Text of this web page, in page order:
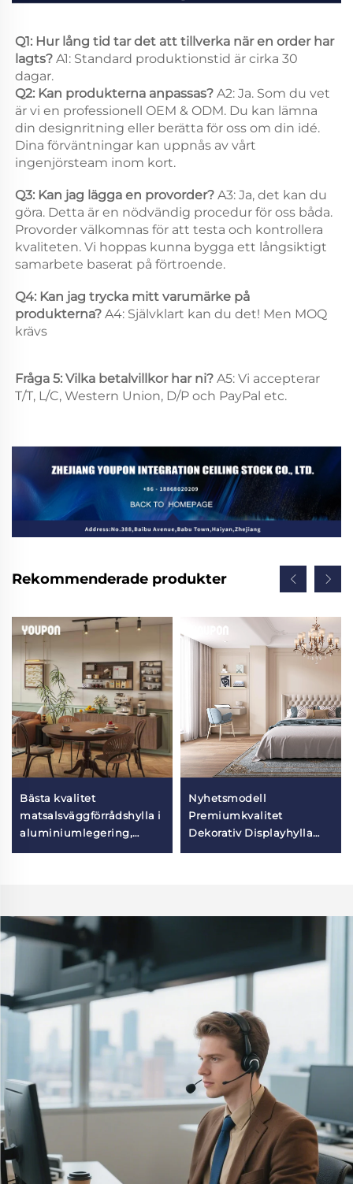
Q1: Hur lång tid tar det att tillverka när en order har
lagts? A1: Standard produktionstid är cirka 30
dagar.
Q2: Kan produkterna anpassas? A2: Ja. Som du vet
är vi en professionell OEM & ODM. Du kan lämna
din designritning eller berätta för oss om din idé.
Dina förväntningar kan uppnås av vårt
ingenjörsteam inom kort.
Q3: Kan jag lägga en provorder? A3: Ja, det kan du
göra. Detta är en nödvändig procedur för oss båda.
Provorder välkomnas för att testa och kontrollera
kvaliteten. Vi hoppas kunna bygga ett långsiktigt
samarbete baserat på förtroende.
Q4: Kan jag trycka mitt varumärke på
produkterna? A4: Självklart kan du det! Men MOQ
krävs
Fråga 5: Vilka betalvillkor har ni? A5: Vi accepterar
T/T, L/C, Western Union, D/P och PayPal etc.
Rekommenderade produkter
Bästa kvalitet
matsalsväggförrådshylla i
aluminiumlegering,
väggbaserat
Nyhetsmodell
Premiumkvalitet
Dekorativ Displayhylla
Aluminiumlegering